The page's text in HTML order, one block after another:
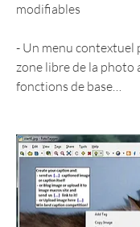
modifiables
- Un menu contextuel
zone libre de la photo
fonctions de base…